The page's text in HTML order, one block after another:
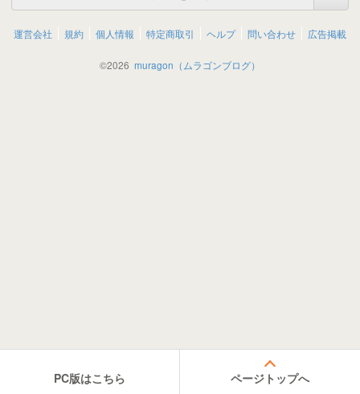
運営会社 規約 個人情報 特定商取引 ヘルプ 問い合わせ 広告掲載
©2026 muragon（ムラゴンブログ）
PC版はこちら ページトップへ